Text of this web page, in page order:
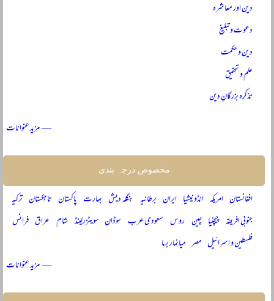
دین اور معاشرہ
دعوت و تبلیغ
دین و حکمت
علم و تحقیق
تذکرہ بزرگانِ دین
— مزید عنوانات
مخصوص درجہ بندی
افغانستان امریکہ انڈونیشیا ایران برطانیہ بنگلہ دیش بھارت پاکستان تاجکستان ترکیہ
جنوبی افریقہ چیچنیا چین روس سعودی عرب سوڈان سویٹزرلینڈ شام عراق فرانس
فلسطین و اسرائیل مصر میانمار برما
— مزید عنوانات